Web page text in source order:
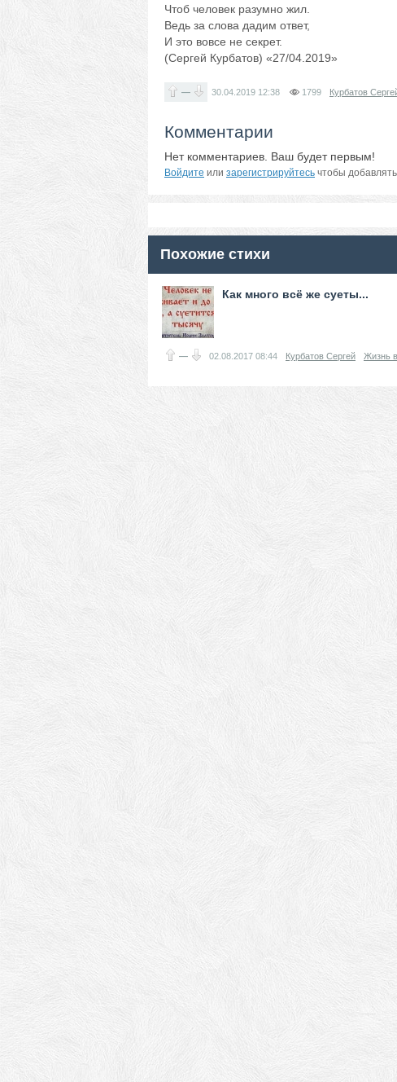
Чтоб человек разумно жил.
Ведь за слова дадим ответ,
И это вовсе не секрет.
(Сергей Курбатов) «27/04.2019»
— 30.04.2019 12:38 1799 Курбатов
Комментарии
Нет комментариев. Ваш будет первым!
Войдите или зарегистрируйтесь чтобы
Похожие стихи
Как много всё же суеты...
— 02.08.2017 08:44 Курбатов Сергей Жизнь